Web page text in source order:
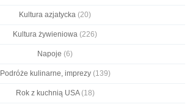
Kultura azjatycka (20)
Kultura żywieniowa (226)
Napoje (6)
Podróże kulinarne, imprezy(139)
Rok z kuchnią USA(18)